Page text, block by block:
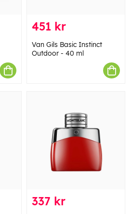
451 kr
Van Gils Basic Instinct
Outdoor - 40 ml
337 kr